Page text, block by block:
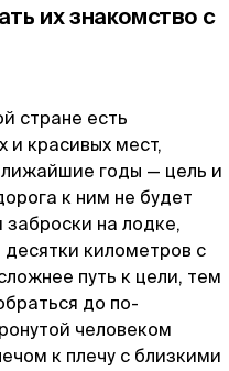
их знакомство с
стране есть
и красивых мест,
годы — цель и
к ним не будет
заброски на лодке,
километров с
путь к цели, тем
до по-
человеком
к плечу с близкими